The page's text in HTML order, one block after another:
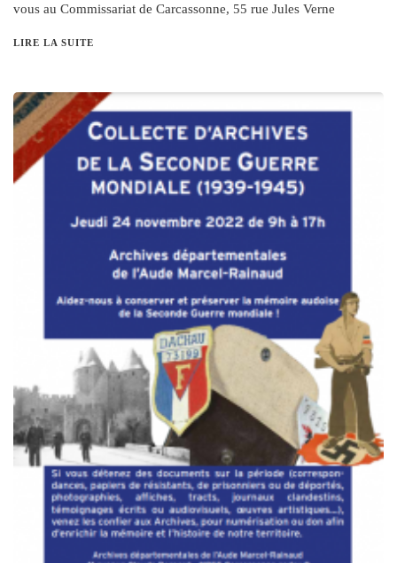
vous au Commissariat de Carcassonne, 55 rue Jules Verne
LIRE LA SUITE